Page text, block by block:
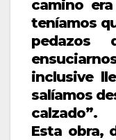
camino
teníamos
pedazos
inclusive
salíamos
calzado”.
Esta obra,